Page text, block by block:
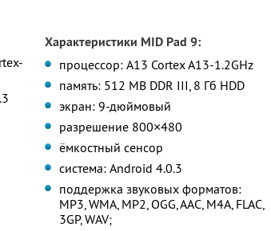
Характеристики MID Pad 9:
процессор: A13 Cortex A13-1.2GHz
память: 512 MB DDR III, 8 Гб HDD
экран: 9-дюймовый
разрешение 800×480
ёмкостный сенсор
система: Android 4.0.3
поддержка звуковых форматов:
MP3, WMA, MP2, OGG, AAC, M4A, FLAC,
3GP, WAV;